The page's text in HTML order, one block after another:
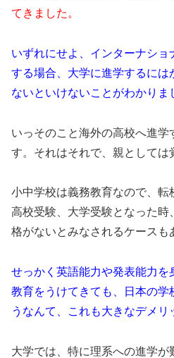
てきました。
いずれにせよ、インターナシ
する場合、大学に進学するには
ないといけないことがわかりま
いっそのこと海外の高校へ進学
す。それはそれで、親としては
小中学校は義務教育なので、転
高校受験、大学受験となった時
格がないとみなされるケースも
せっかく英語能力や発表能力を
教育をうけてきても、日本の学
うなんて、これも大きなデメリ
大学では、特に理系への進学が